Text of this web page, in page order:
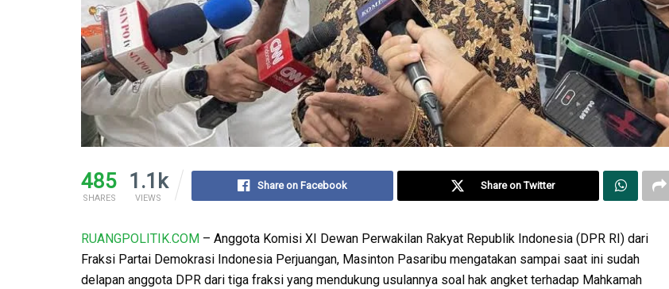
485
SHARES
1.1k
VIEWS
Share on Facebook Share on Twitter
RUANGPOLITIK.COM – Anggota Komisi XI Dewan Perwakilan Rakyat Republik Indonesia (DPR RI) dari
Fraksi Partai Demokrasi Indonesia Perjuangan, Masinton Pasaribu mengatakan sampai saat ini sudah
delapan anggota DPR dari tiga fraksi yang mendukung usulannya soal hak angket terhadap Mahkamah